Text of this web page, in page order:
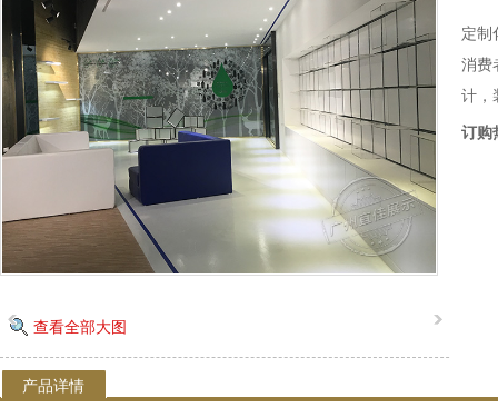
查看全部大图
定制
消费
计，
订购
产品详情